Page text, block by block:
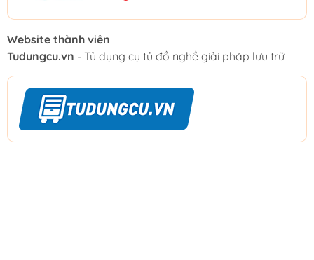
Website thành viên
Tudungcu.vn - Tủ dụng cụ tủ đồ nghề giải pháp lưu trữ